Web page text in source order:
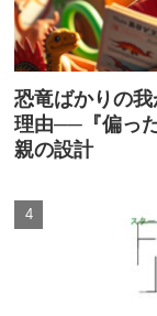
恐竜ばかりの
理由──『偏っ
親の設計